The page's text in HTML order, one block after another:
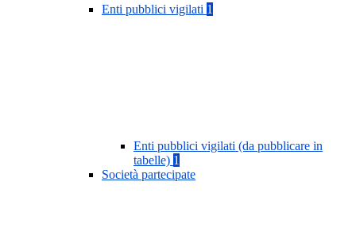
Enti pubblici vigilati 1
Enti pubblici vigilati (da pubblicare in
tabelle) 1
Società partecipate